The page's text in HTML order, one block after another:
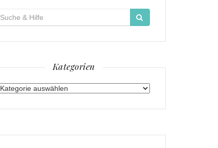
Kategorien
Kategorien